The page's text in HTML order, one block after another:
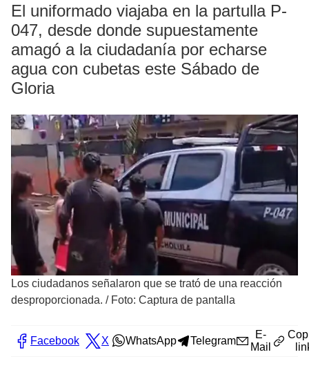
El uniformado viajaba en la partulla P-
047, desde donde supuestamente
amagó a la ciudadanía por echarse
agua con cubetas este Sábado de
Gloria
Los ciudadanos señalaron que se trató de una reacción
desproporcionada. / Foto: Captura de pantalla
Facebook X WhatsApp Telegram
E-
Mail